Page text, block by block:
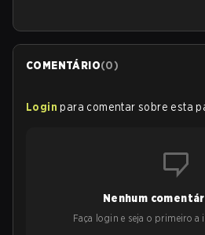
COMENTÁRIO(0)
Login para comentar sobre esta
Nenhum
Faça login e seja o primeiro a